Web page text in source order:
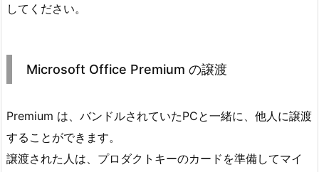
してください。
Microsoft Office Premium の譲渡
Premium は、バンドルされていたPCと一緒に、他人に譲渡
することができます。
譲渡された人は、プロダクトキーのカードを準備してマイ